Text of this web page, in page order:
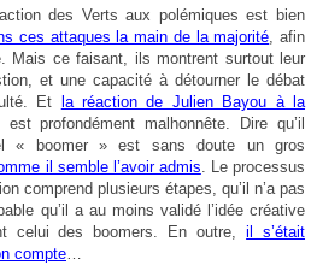
des Verts aux polémiques est bien
ces attaques la main de la majorité , afin
Mais ce faisant, ils montrent surtout leur
et une capacité à détourner le débat
Et la réaction de Julien Bayou à la
est profondément malhonnête. Dire qu’il
« boomer » est sans doute un gros
il semble l’avoir admis . Le processus
comprend plusieurs étapes, qu’il n’a pas
qu’il a au moins validé l’idée créative
celui des boomers. En outre,il s’était
compte